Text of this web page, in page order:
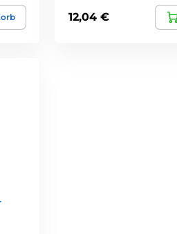
Dank der reizfreien
Wahl.
12,04 €